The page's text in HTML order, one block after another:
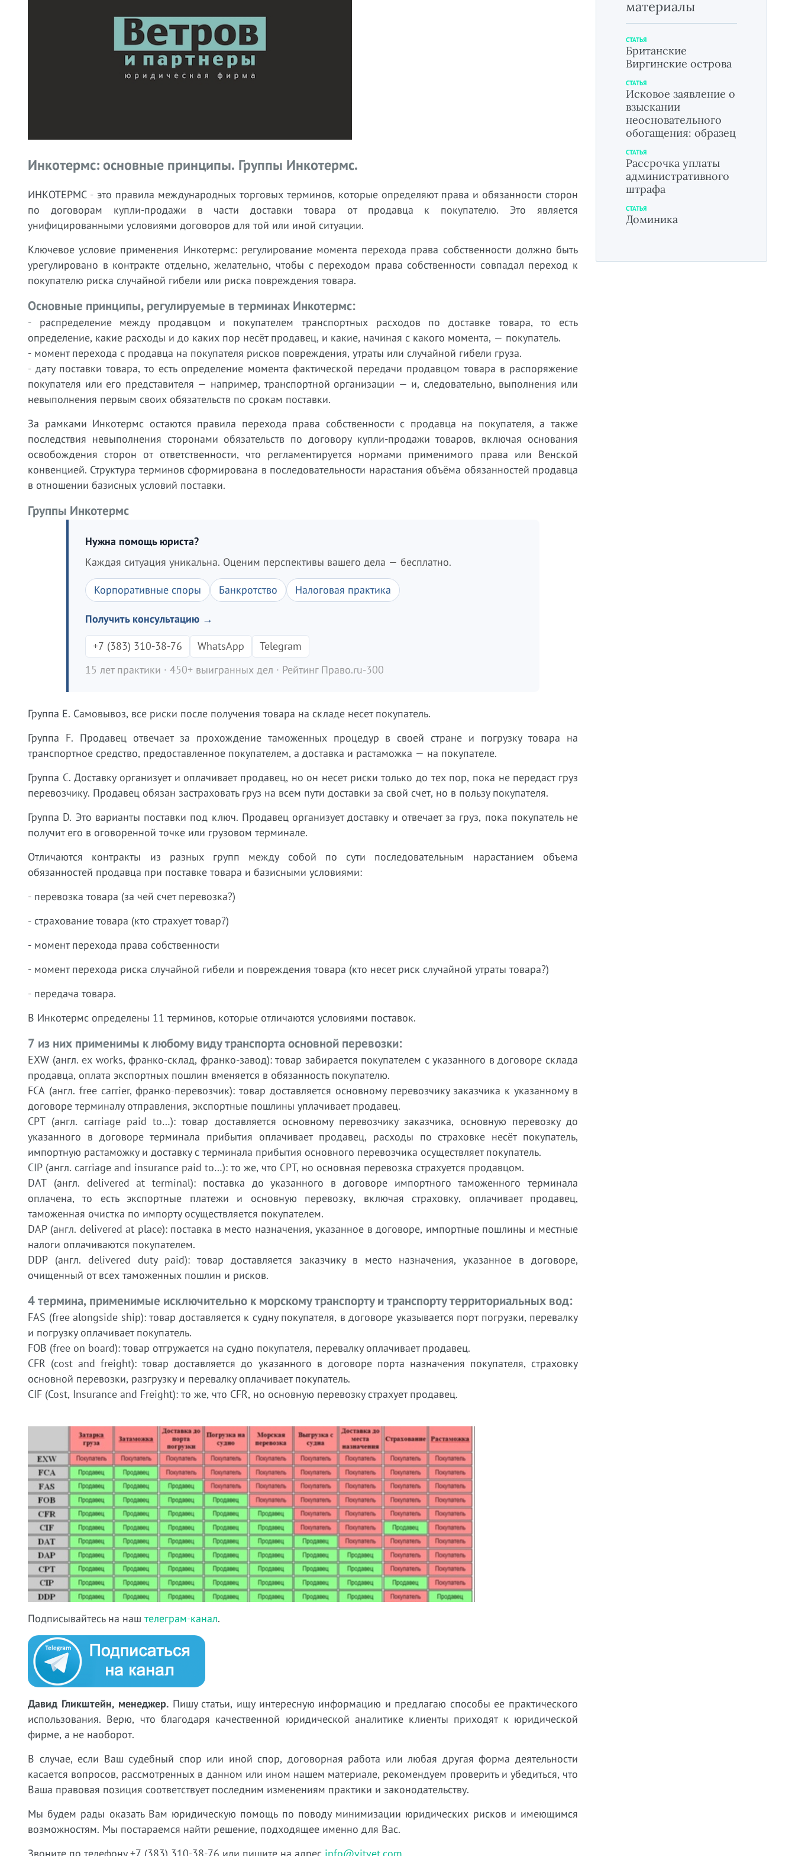
Инкотермс: основные принципы. Группы Инкотермс.
ИНКОТЕРМС - это правила международных торговых терминов, которые определяют права и обязанности сторон
по договорам купли-продажи в части доставки товара от продавца к покупателю. Это является
унифицированными условиями договоров для той или иной ситуации.
Ключевое условие применения Инкотермс: регулирование момента перехода права собственности должно быть
урегулировано в контракте отдельно, желательно, чтобы с переходом права собственности совпадал переход к
покупателю риска случайной гибели или риска повреждения товара.
Основные принципы, регулируемые в терминах Инкотермс:
- распределение между продавцом и покупателем транспортных расходов по доставке товара, то есть
определение, какие расходы и до каких пор несёт продавец, и какие, начиная с какого момента, — покупатель.
- момент перехода с продавца на покупателя рисков повреждения, утраты или случайной гибели груза.
- дату поставки товара, то есть определение момента фактической передачи продавцом товара в распоряжение
покупателя или его представителя — например, транспортной организации — и, следовательно, выполнения или
невыполнения первым своих обязательств по срокам поставки.
За рамками Инкотермс остаются правила перехода права собственности с продавца на покупателя, а также
последствия невыполнения сторонами обязательств по договору купли-продажи товаров, включая основания
освобождения сторон от ответственности, что регламентируется нормами применимого права или Венской
конвенцией. Структура терминов сформирована в последовательности нарастания объёма обязанностей продавца
в отношении базисных условий поставки.
Группы Инкотермс
Нужна помощь юриста?
Каждая ситуация уникальна. Оценим перспективы вашего дела — бесплатно.
Корпоративные споры Банкротство Налоговая практика
Получить консультацию →
+7 (383) 310-38-76
WhatsApp
Telegram
15 лет практики · 450+ выигранных дел · Рейтинг Право.ru-300
Группа Е. Самовывоз, все риски после получения товара на складе несет покупатель.
Группа F. Продавец отвечает за прохождение таможенных процедур в своей стране и погрузку товара на
транспортное средство, предоставленное покупателем, а доставка и растаможка — на покупателе.
Группа C. Доставку организует и оплачивает продавец, но он несет риски только до тех пор, пока не передаст груз
перевозчику. Продавец обязан застраховать груз на всем пути доставки за свой счет, но в пользу покупателя.
Группа D. Это варианты поставки под ключ. Продавец организует доставку и отвечает за груз, пока покупатель не
получит его в оговоренной точке или грузовом терминале.
Отличаются контракты из разных групп между собой по сути последовательным нарастанием объема
обязанностей продавца при поставке товара и базисными условиями:
- перевозка товара (за чей счет перевозка?)
- страхование товара (кто страхует товар?)
- момент перехода права собственности
- момент перехода риска случайной гибели и повреждения товара (кто несет риск случайной утраты товара?)
- передача товара.
В Инкотермс определены 11 терминов, которые отличаются условиями поставок.
7 из них применимы к любому виду транспорта основной перевозки:
EXW (англ. ex works, франко-склад, франко-завод): товар забирается покупателем с указанного в договоре склада
продавца, оплата экспортных пошлин вменяется в обязанность покупателю.
FCA (англ. free carrier, франко-перевозчик): товар доставляется основному перевозчику заказчика к указанному в
договоре терминалу отправления, экспортные пошлины уплачивает продавец.
CPT (англ. carriage paid to…): товар доставляется основному перевозчику заказчика, основную перевозку до
указанного в договоре терминала прибытия оплачивает продавец, расходы по страховке несёт покупатель,
импортную растаможку и доставку с терминала прибытия основного перевозчика осуществляет покупатель.
CIP (англ. carriage and insurance paid to…): то же, что CPT, но основная перевозка страхуется продавцом.
DAT (англ. delivered at terminal): поставка до указанного в договоре импортного таможенного терминала
оплачена, то есть экспортные платежи и основную перевозку, включая страховку, оплачивает продавец,
таможенная очистка по импорту осуществляется покупателем.
DAP (англ. delivered at place): поставка в место назначения, указанное в договоре, импортные пошлины и местные
налоги оплачиваются покупателем.
DDP (англ. delivered duty paid): товар доставляется заказчику в место назначения, указанное в договоре,
очищенный от всех таможенных пошлин и рисков.
4 термина, применимые исключительно к морскому транспорту и транспорту территориальных вод:
FAS (free alongside ship): товар доставляется к судну покупателя, в договоре указывается порт погрузки, перевалку
и погрузку оплачивает покупатель.
FOB (free on board): товар отгружается на судно покупателя, перевалку оплачивает продавец.
CFR (cost and freight): товар доставляется до указанного в договоре порта назначения покупателя, страховку
основной перевозки, разгрузку и перевалку оплачивает покупатель.
CIF (Cost, Insurance and Freight): то же, что CFR, но основную перевозку страхует продавец.
Подписывайтесь на наш телеграм-канал.
Давид Гликштейн, менеджер. Пишу статьи, ищу интересную информацию и предлагаю способы ее практического
использования. Верю, что благодаря качественной юридической аналитике клиенты приходят к юридической
фирме, а не наоборот.
В случае, если Ваш судебный спор или иной спор, договорная работа или любая другая форма деятельности
касается вопросов, рассмотренных в данном или ином нашем материале, рекомендуем проверить и убедиться, что
Ваша правовая позиция соответствует последним изменениям практики и законодательству.
Мы будем рады оказать Вам юридическую помощь по поводу минимизации юридических рисков и имеющимся
возможностям. Мы постараемся найти решение, подходящее именно для Вас.
материалы
СТАТЬЯ
Британские
Виргинские острова
СТАТЬЯ
Исковое заявление о
взыскании
неосновательного
обогащения: образец
СТАТЬЯ
Рассрочка уплаты
административного
штрафа
СТАТЬЯ
Доминика